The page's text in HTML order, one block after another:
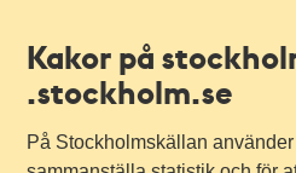
Kakor på
.stockholm.se
På Stockholmskällan